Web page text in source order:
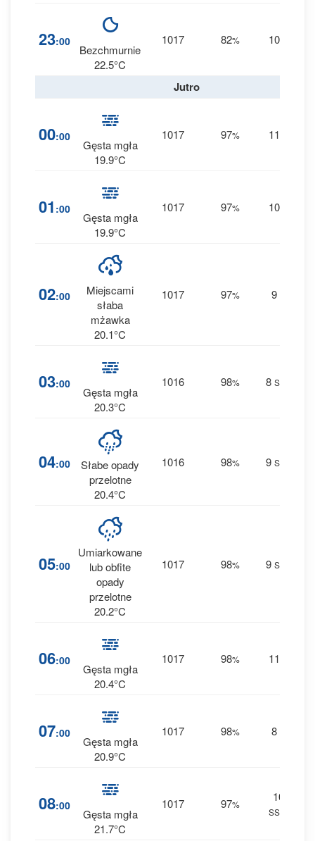
23:00
Bezchmurnie
22.5°C
1017 82% 10
Jutro
00:00
Gęsta mgła
19.9°C
1017 97% 11
01 :00
Gęsta mgła
19.9°C
1017 97% 10
02:00
Miejscami
słaba
mżawka
20.1°C
1017 97% 9
03:00
Gęsta mgła
20.3°C
1016 98% 8 SSE
04:00
Słabe opady
przelotne
20.4°C
1016 98% 9 SSE
05:00
Umiarkowane
lub obfite
opady
przelotne
20.2°C
1017 98% 9 SSE
06:00
Gęsta mgła
20.4°C
1017 98% 11
07:00
Gęsta mgła
20.9°C
1017 98% 8
08:00
Gęsta mgła
21.7°C
1017 97%
10
SSW